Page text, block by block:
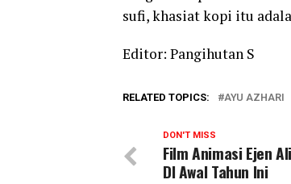
sufi, khasiat kopi itu
Editor: Pangihutan S
RELATED TOPICS: AYU AZHARI
DON'T MISS
Film Animasi Ejen
DI Awal Tahun Ini